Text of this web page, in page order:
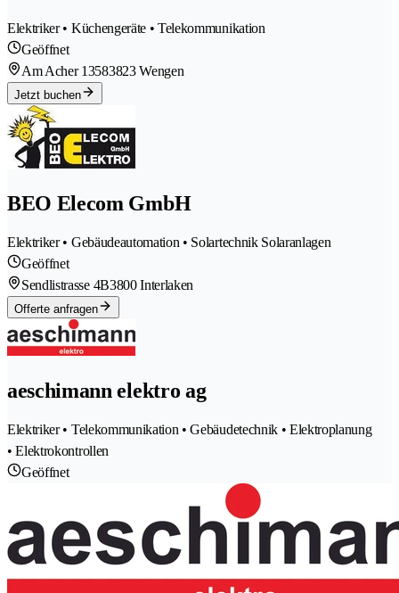
Elektriker • Küchengeräte • Telekommunikation
Geöffnet
Am Acher 13583823 Wengen
Jetzt buchen
BEO Elecom GmbH
Elektriker • Gebäudeautomation • Solartechnik Solaranlagen
Geöffnet
Sendlistrasse 4B3800 Interlaken
Offerte anfragen
aeschimann elektro ag
Elektriker • Telekommunikation • Gebäudetechnik • Elektroplanung
• Elektrokontrollen
Geöffnet